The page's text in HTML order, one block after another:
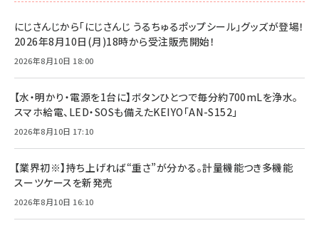
にじさんじから「にじさんじ うるちゅるポップシール」グッズが登場！
2026年8月10日(月)18時から受注販売開始！
2026年8月10日 18:00
【水・明かり・電源を1台に】ボタンひとつで毎分約700mLを浄水。
スマホ給電、LED・SOSも備えたKEIYO「AN-S152」
2026年8月10日 17:10
【業界初※】持ち上げれば“重さ”が分かる。計量機能つき多機能
スーツケースを新発売
2026年8月10日 16:10